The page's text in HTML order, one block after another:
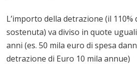
L’importo della detrazione (il 110%
sostenuta) va diviso in quote
anni (es. 50 mila euro di spesa
detrazione di Euro 10 mila annue)